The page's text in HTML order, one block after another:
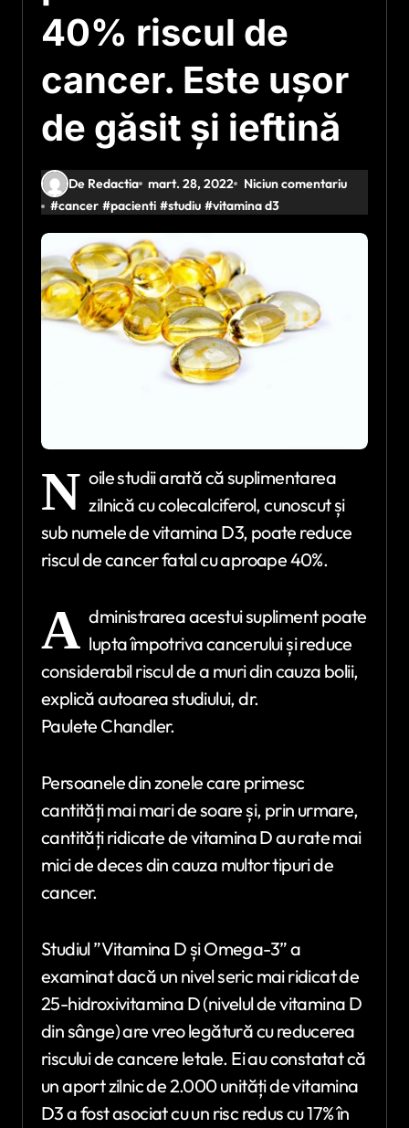
40% riscul de
cancer. Este ușor
de găsit și ieftină
De Redactia mart. 28, 2022
Niciun comentariu
#cancer #pacienti #studiu #vitamina d3
N oile studii arată că suplimentarea
zilnică cu colecalciferol, cunoscut și
sub numele de vitamina D3, poate reduce
riscul de cancer fatal cu aproape 40%.
A dministrarea acestui supliment poate
lupta împotriva cancerului și reduce
considerabil riscul de a muri din cauza bolii,
explică autoarea studiului, dr.
Paulete Chandler.
Persoanele din zonele care primesc
cantități mai mari de soare și, prin urmare,
cantități ridicate de vitamina D au rate mai
mici de deces din cauza multor tipuri de
cancer.
Studiul ”Vitamina D și Omega-3” a
examinat dacă un nivel seric mai ridicat de
25-hidroxivitamina D (nivelul de vitamina D
din sânge) are vreo legătură cu reducerea
riscului de cancere letale. Ei au constatat că
un aport zilnic de 2.000 unități de vitamina
D3 a fost asociat cu un risc redus cu 17% în